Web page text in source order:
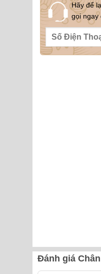
Hãy để
gọi
Đánh giá